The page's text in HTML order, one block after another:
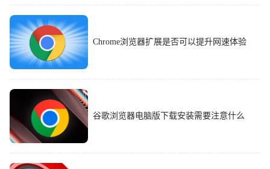
Chrome浏览器扩展是否可以提升网速体验
谷歌浏览器电脑版下载安装需要注意什么